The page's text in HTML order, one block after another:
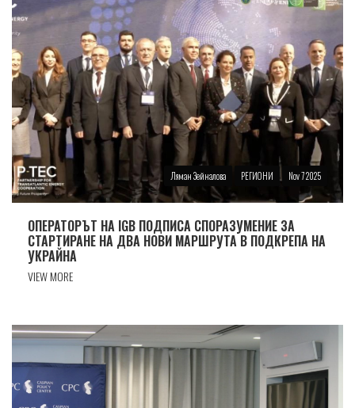
Ляман Зейналова РЕГИОНИ Nov 7 2025
ОПЕРАТОРЪТ НА IGB ПОДПИСА СПОРАЗУМЕНИЕ ЗА
СТАРТИРАНЕ НА ДВА НОВИ МАРШРУТА В ПОДКРЕПА НА
УКРАЙНА
VIEW MORE